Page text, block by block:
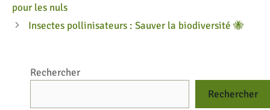
pour les nuls
Insectes pollinisateurs : Sauver la biodiversité 🐝
Rechercher
Rechercher